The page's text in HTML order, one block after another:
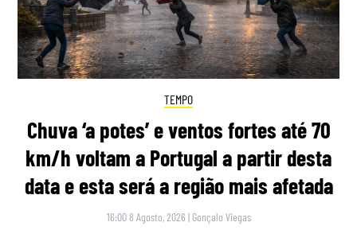
TEMPO
Chuva ‘a potes’ e ventos fortes até 70
km/h voltam a Portugal a partir desta
data e esta será a região mais afetada
16:00 8 Agosto, 2026 | Gonçalo Viegas